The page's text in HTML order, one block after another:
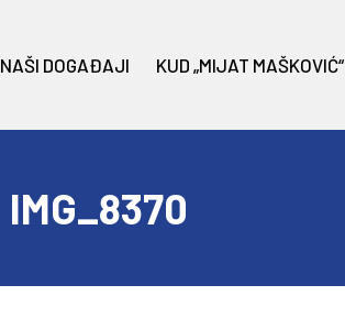
NAŠI DOGAĐAJI KUD „MIJAT MAŠKOVIĆ“
IMG_8370